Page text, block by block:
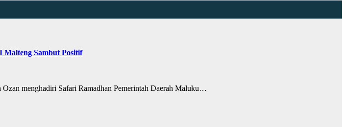
Malteng Sambut Positif
menghadiri Safari Ramadhan Pemerintah Daerah Maluku…